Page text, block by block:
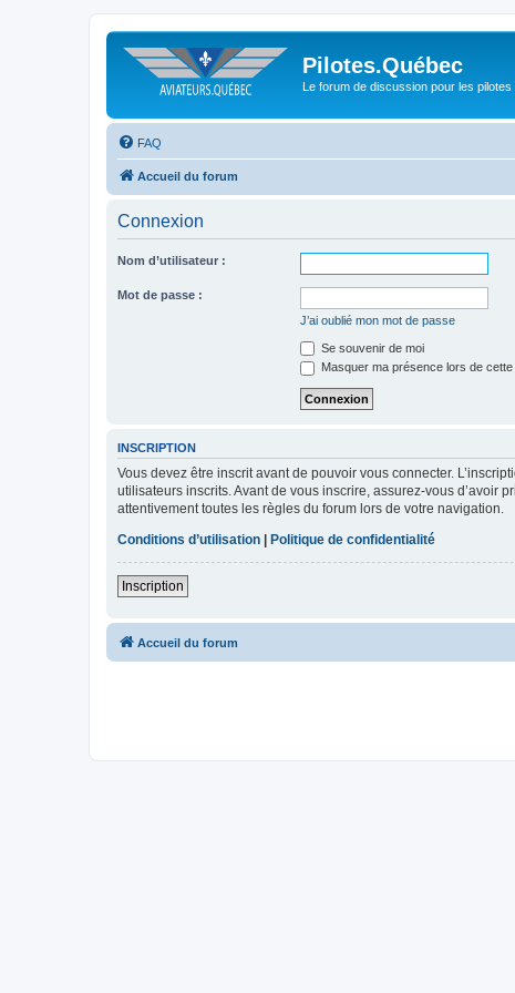
Pilotes.Québec
Le forum de discussion pour les
FAQ
Accueil du forum
Connexion
Nom d’utilisateur :
Mot de passe :
J’ai oublié mon mot de passe
Se souvenir de moi
Masquer ma présence lors de
INSCRIPTION
Vous devez être inscrit avant de pouvoir vous connecter.
utilisateurs inscrits. Avant de vous inscrire, assurez-vous d’avoir
attentivement toutes les règles du forum lors de votre navigation.
Conditions d’utilisation
Politique de confidentialité
Inscription
Accueil du forum